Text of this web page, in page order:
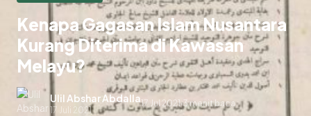
Kenapa Gagasan Islam Nusantara
Kurang Diterima di Kawasan
Melayu?
Ulil Abshar Abdalla
17 Juli 2021
17 Jul 2021.3 menit baca